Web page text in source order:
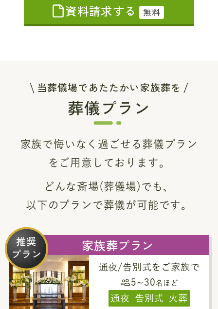
資料請求する 無料
当葬儀場であたたかい家族葬を
葬儀プラン
家族で悔いなく過ごせる葬儀プラン
をご用意しております。
どんな斎場(葬儀場)でも、
以下のプランで葬儀が可能です。
推奨
プラン
家族葬プラン
通夜/告別式をご家族で
5~30 名ほど
通夜 告別式 火葬